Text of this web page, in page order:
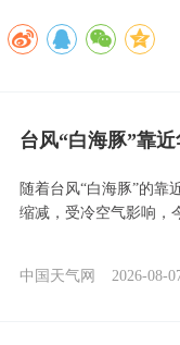
台风“白海豚”靠
随着台风“白海豚”的靠
缩减，受冷空气影响，
中国天气网 2026-08-